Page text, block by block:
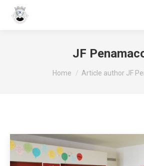
JF
You are here:
Home Article author JF